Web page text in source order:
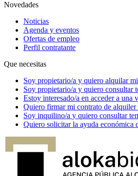
Novedades
Noticias
Agenda y eventos
Ofertas de empleo
Perfil contratante
Que necesitas
Soy propietario/a y quiero alquilar
Soy propietario/a y quiero consultar
Estoy interesado/a en acceder a una
Quiero firmar mi contrato de alquiler
Soy inquilino/a y quiero consultar
Quiero solicitar la ayuda económica